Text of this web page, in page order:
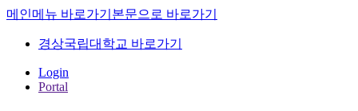
메인메뉴 바로가기 본문으로 바로가기
경상국립대학교 바로가기
Login
Portal